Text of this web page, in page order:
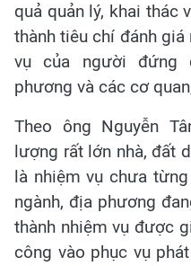
quả quản lý, khai thác
thành tiêu chí đánh
vụ của người đứng
phương và các cơ
Theo ông Nguyễn
lượng rất lớn nhà, đất
là nhiệm vụ chưa
ngành, địa phương
thành nhiệm vụ được
công vào phục vụ